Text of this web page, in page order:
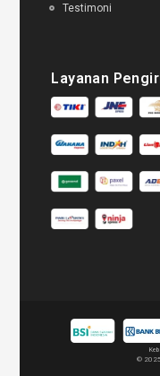
Testimoni
Layanan
© 2025